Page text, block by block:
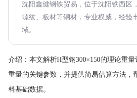
沈阳鑫健钢铁贸易，位于沈阳铁西区
螺纹、板材等钢材，专业权威，经验
域。
介绍： 本文解析H型钢300×150的理论重
重量的关键参数，并提供简易估算方法，
料基础数据。